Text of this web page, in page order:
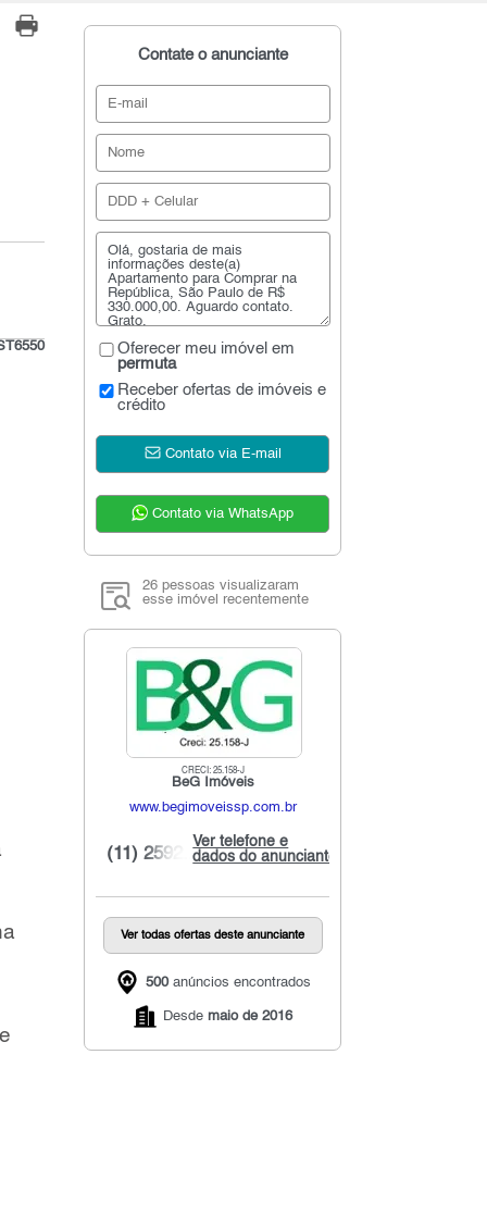
Contate o anunciante
Oferecer meu imóvel em
permuta
Receber ofertas de imóveis e
crédito
Contato via E-mail
Contato via WhatsApp
26 pessoas visualizaram
esse imóvel recentemente
CRECI: 25.158-J
BeG Imóveis
www.begimoveissp.com.br
Ver telefone e
dados do anunciante
(11) 2592...
Ver todas ofertas deste anunciante
500anúncios encontrados
Desde maio de 2016